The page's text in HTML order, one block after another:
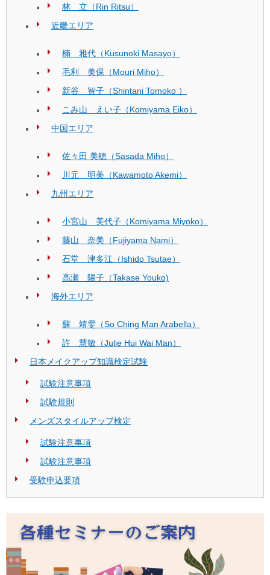
林 立（Rin Ritsu）
近畿エリア
楠 雅代（Kusunoki Masayo）
毛利 美保（Mouri Miho）
新谷 智子（Shintani Tomoko ）
こみ山 えい子（Komiyama Eiko）
中国エリア
佐々田 美穂（Sasada Miho）
川元 明美（Kawamoto Akemi）
九州エリア
小宮山 美代子（Komiyama Miyoko）
藤山 奈美（Fujiyama Nami）
石堂 津多江（Ishido Tsutae）
高瀬 陽子（Takase Youko)
海外エリア
蘇 靖雯（So Ching Man Arabella）
許 慧敏（Julie Hui Wai Man）
日本メイクアップ知識検定試験
試験注意事項
試験規則
メンズスタイルアップ検定
試験注意事項
試験注意事項
受験申込要項